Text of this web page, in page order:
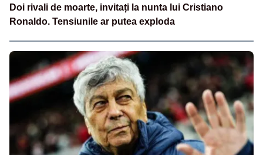
Doi rivali de moarte, invitați la nunta lui Cristiano
Ronaldo. Tensiunile ar putea exploda